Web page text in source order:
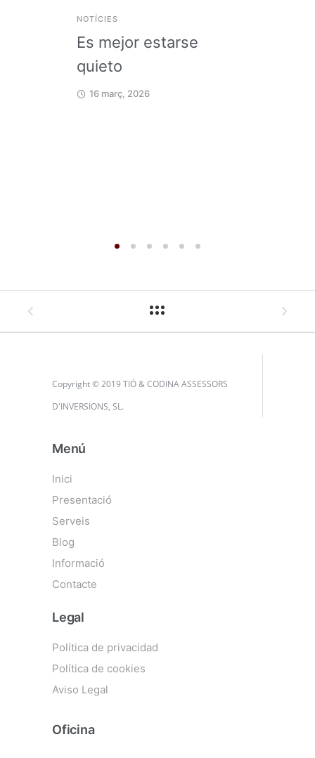
NOTÍCIES
Es mejor estarse
quieto
16 març, 2026
Copyright © 2019 TIÓ & CODINA ASSESSORS
D'INVERSIONS, SL.
Menú
Inici
Presentació
Serveis
Blog
Informació
Contacte
Legal
Política de privacidad
Política de cookies
Aviso Legal
Oficina